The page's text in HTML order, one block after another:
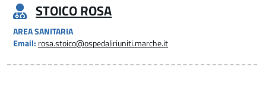
STOICO ROSA
AREA SANITARIA
Email: rosa.stoico@ospedaliriuniti.marche.it